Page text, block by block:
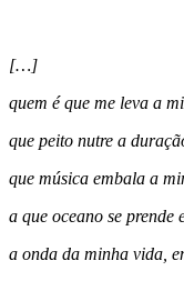
[…]
quem é que me leva a
que peito nutre a
que música embala a
a que oceano se prende
a onda da minha vida,